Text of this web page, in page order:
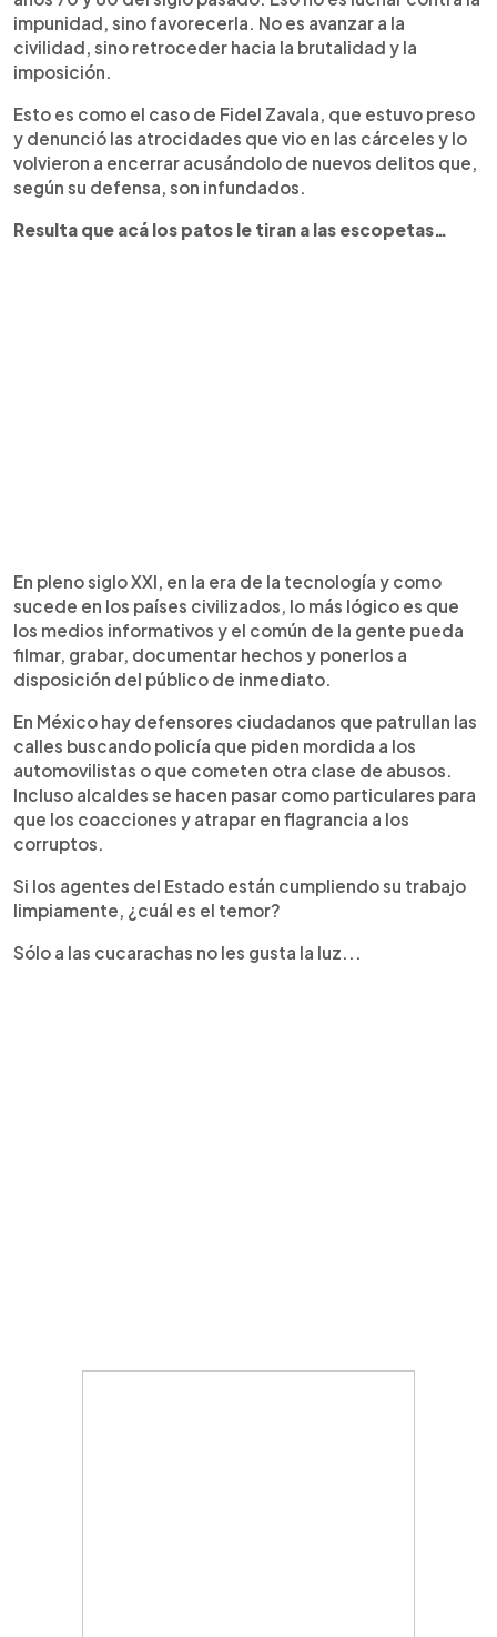
impunidad, sino favorecerla. No es avanzar a la
civilidad, sino retroceder hacia la brutalidad y la
imposición.
Esto es como el caso de Fidel Zavala, que estuvo preso
y denunció las atrocidades que vio en las cárceles y lo
volvieron a encerrar acusándolo de nuevos delitos que,
según su defensa, son infundados.
Resulta que acá los patos le tiran a las escopetas…
En pleno siglo XXI, en la era de la tecnología y como
sucede en los países civilizados, lo más lógico es que
los medios informativos y el común de la gente pueda
filmar, grabar, documentar hechos y ponerlos a
disposición del público de inmediato.
En México hay defensores ciudadanos que patrullan las
calles buscando policía que piden mordida a los
automovilistas o que cometen otra clase de abusos.
Incluso alcaldes se hacen pasar como particulares para
que los coacciones y atrapar en flagrancia a los
corruptos.
Si los agentes del Estado están cumpliendo su trabajo
limpiamente, ¿cuál es el temor?
Sólo a las cucarachas no les gusta la luz...